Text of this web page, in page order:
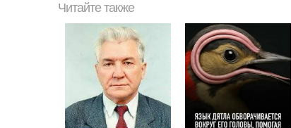
Читайте также